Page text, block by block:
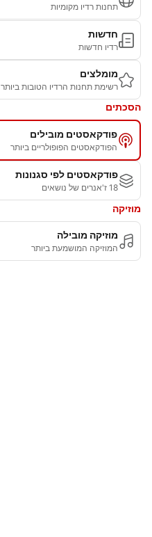
תחנות רדיו מקומיות
חדשות
רדיו חדשות
מומלצים
רשימת תחנות הרדיו הטובות ביותר
הסכתים
פודקאסטים מובילים
הפודקאסטים הפופולריים ביותר
פודקאסטים לפי סגנונות
18 ז'אנרים של נושאים
מוזיקה
מוזיקה מובילה
המוזיקה המושמעת ביותר